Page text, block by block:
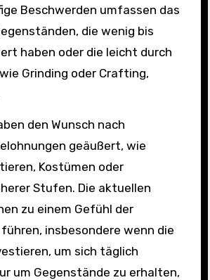
Beschwerden umfassen das
die wenig bis
haben oder die leicht durch
Grinding oder Crafting,
den Wunsch nach
geäußert, wie
Kostümen oder
Stufen. Die aktuellen
zu einem Gefühl der
insbesondere wenn die
um sich täglich
um Gegenstände zu erhalten,